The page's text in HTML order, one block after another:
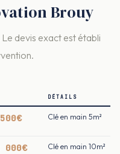
Brouy
devis exact est établi
DÉTAILS
Clé en main 5m²
Clé en main 10m²